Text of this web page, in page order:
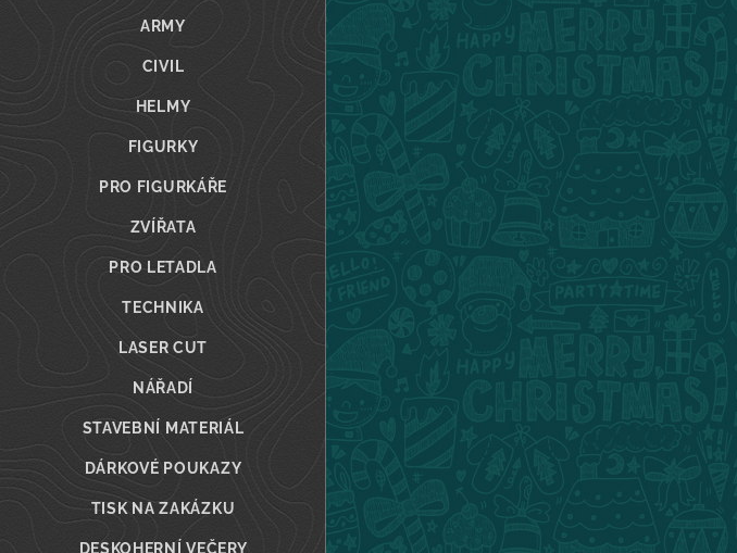
ARMY
CIVIL
HELMY
FIGURKY
PRO FIGURKÁŘE
ZVÍŘATA
PRO LETADLA
TECHNIKA
LASER CUT
NÁŘADÍ
STAVEBNÍ MATERIÁL
DÁRKOVÉ POUKAZY
TISK NA ZAKÁZKU
DESKOHERNÍ VEČERY